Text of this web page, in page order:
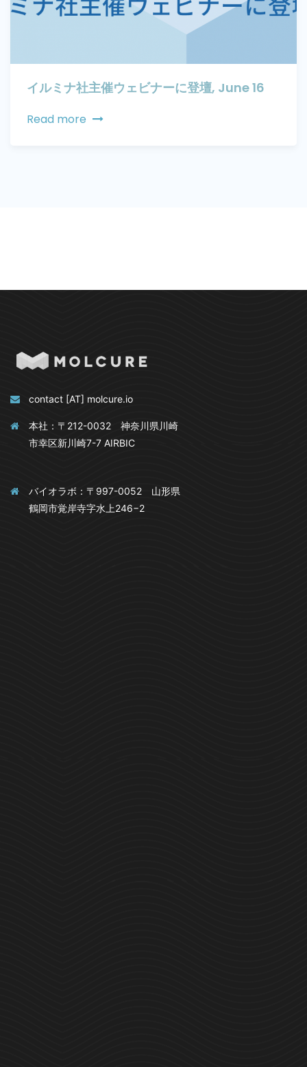
イルミナ社主催ウェビナーに登壇, June 16
Read more
contact [AT] molcure.io
本社：〒212-0032 神奈川県川崎
市幸区新川崎7-7 AIRBIC
バイオラボ：〒997-0052 山形県
鶴岡市覚岸寺字水上246−2